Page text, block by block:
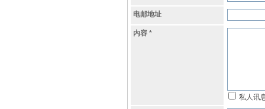
电邮地址
内容 *
私人讯